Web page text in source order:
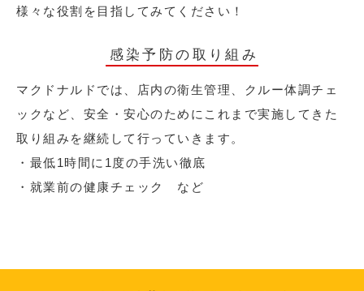
様々な役割を目指してみてください！
感染予防の取り組み
マクドナルドでは、店内の衛生管理、クルー体調チェ
ックなど、安全・安心のためにこれまで実施してきた
取り組みを継続して行っていきます。
・最低1時間に1度の手洗い徹底
・就業前の健康チェック など